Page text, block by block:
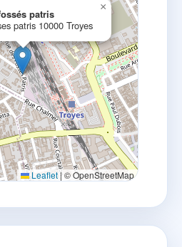
patris
patris 10000 Troyes
×
Leaflet|© OpenStreetMap